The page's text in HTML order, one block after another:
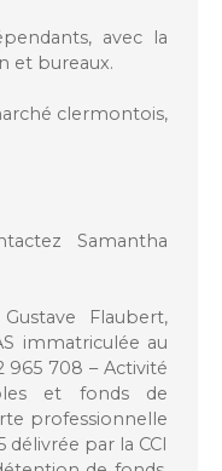
avec la
et bureaux.
clermontois,
Samantha
Flaubert,
immatriculée au
965 708 – Activité
et fonds de
professionnelle
par la CCI